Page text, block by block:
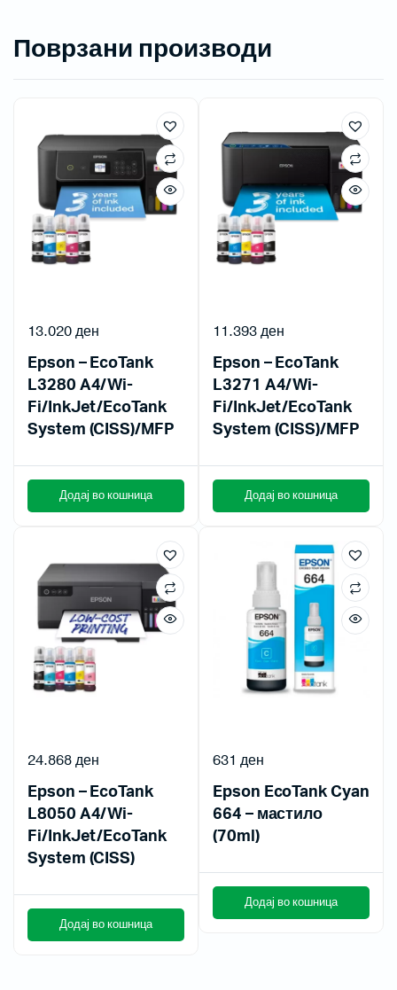
Поврзани производи
Epson – EcoTank
L3280 A4/Wi-
Fi/InkJet/EcoTank
System (CISS)/MFP
13.020ден
Додај во кошница
Epson – EcoTank
L3271 A4/Wi-
Fi/InkJet/EcoTank
System (CISS)/MFP
11.393ден
Додај во кошница
Epson – EcoTank
L8050 A4/Wi-
Fi/InkJet/EcoTank
System (CISS)
24.868ден
Додај во кошница
Epson EcoTank Cyan
664 – мастило
(70ml)
631 ден
Додај во кошница